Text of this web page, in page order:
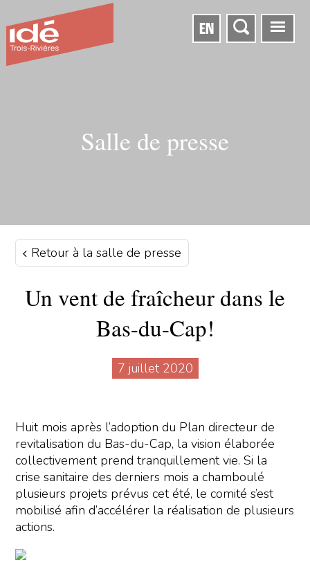
EN
Salle de presse
Retour à la salle de presse
Un vent de fraîcheur dans le
Bas-du-Cap!
7 juillet 2020
Huit mois après l’adoption du Plan directeur de
revitalisation du Bas-du-Cap, la vision élaborée
collectivement prend tranquillement vie. Si la
crise sanitaire des derniers mois a chamboulé
plusieurs projets prévus cet été, le comité s’est
mobilisé afin d’accélérer la réalisation de plusieurs
actions.